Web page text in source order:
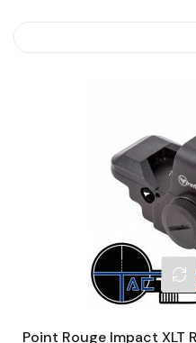
Point Rouge Impact XLT